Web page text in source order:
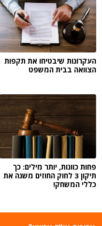
העקרונות שיבטיחו את תקפות
הצוואה בבית המשפט
פחות כוונות, יותר מילים: כך
תיקון 3 לחוק החוזים משנה את
כללי המשחק!